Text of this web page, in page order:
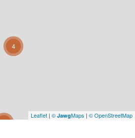
4
31
Leaflet | © JawgMaps | © OpenStreetMap